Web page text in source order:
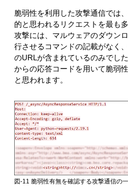
脆弱性を利用した攻撃通信では
的と思われるリクエストを最も
攻撃には、マルウェアのダウン
行させるコマンドの記載がなく
のURLが含まれているのみでし
からの応答コードを用いて脆弱
と思われます。
図-11 脆弱性有無を確認する攻撃通信の